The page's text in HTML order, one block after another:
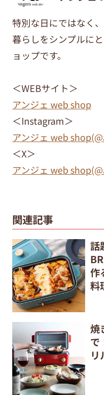
特別な日にではなく
暮らしをシンプルに
ョップです。
＜WEBサイト＞
アンジェ web shop
＜Instagram＞
アンジェ web
＜X＞
アンジェ web
関連記事
話
作
料
焼
で
リ